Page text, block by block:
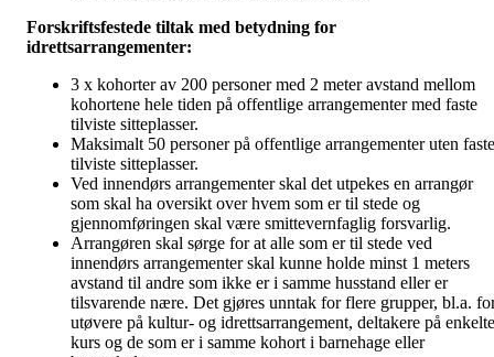
Forskriftsfestede tiltak med betydning for
idrettsarrangementer:
3 x kohorter av 200 personer med 2 meter avstand mellom
kohortene hele tiden på offentlige arrangementer med faste
tilviste sitteplasser.
Maksimalt 50 personer på offentlige arrangementer uten faste
tilviste sitteplasser.
Ved innendørs arrangementer skal det utpekes en arrangør
som skal ha oversikt over hvem som er til stede og
gjennomføringen skal være smittevernfaglig forsvarlig.
Arrangøren skal sørge for at alle som er til stede ved
innendørs arrangementer skal kunne holde minst 1 meters
avstand til andre som ikke er i samme husstand eller er
tilsvarende nære. Det gjøres unntak for flere grupper, bl.a.
utøvere på kultur- og idrettsarrangement, deltakere på enkelte
kurs og de som er i samme kohort i barnehage eller